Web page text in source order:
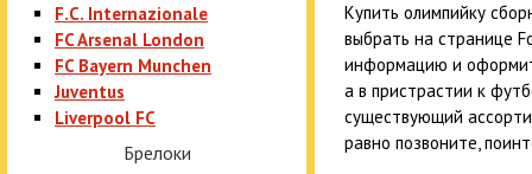
F.C. Internazionale
FC Arsenal London
FC Bayern Munchen
Juventus
Liverpool FC
Брелоки
Купить олимпийку
выбрать на странице
информацию и
а в пристрастии к
существующий
равно позвоните,